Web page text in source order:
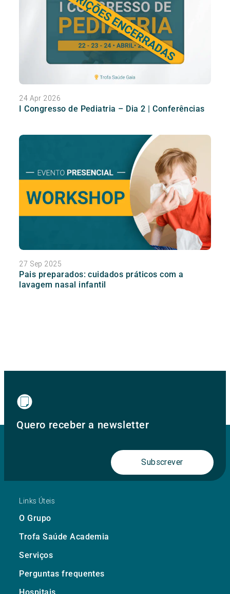
24 Apr 2026
I Congresso de Pediatria – Dia 2 | Conferências
27 Sep 2025
Pais preparados: cuidados práticos com a
lavagem nasal infantil
Quero receber a newsletter
Subscrever
Links Úteis
O Grupo
Trofa Saúde Academia
Serviços
Perguntas frequentes